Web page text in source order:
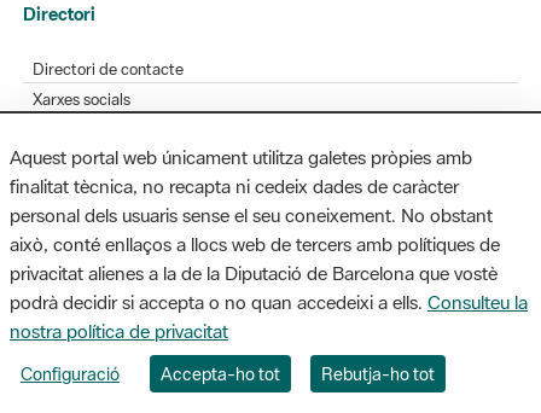
Directori
Directori de contacte
Xarxes socials
Bústia de suggeriments
Opineu sobre els parcs
MAPA WEB AVÍS LEGAL ACCESSIBILITAT
Diputació de Barcelona. Edifici Llacuna, 1a planta. Badajoz, 49. 08005
Barcelona. Tel. 934 022 428 / xarxaparcs@diba.cat
Aquest portal web únicament utilitza galetes pròpies amb
finalitat tècnica, no recapta ni cedeix dades de caràcter
personal dels usuaris sense el seu coneixement. No obstant
això, conté enllaços a llocs web de tercers amb polítiques de
privacitat alienes a la de la Diputació de Barcelona que vostè
podrà decidir si accepta o no quan accedeixi a ells. Consulteu la
nostra política de privacitat
Configuració Accepta-ho tot Rebutja-ho tot